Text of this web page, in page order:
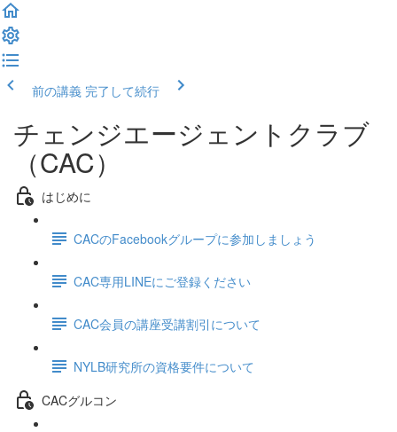
前の講義 完了して続行
チェンジエージェントクラブ
（CAC）
はじめに
CACのFacebookグループに参加しましょう
CAC専用LINEにご登録ください
CAC会員の講座受講割引について
NYLB研究所の資格要件について
CACグルコン